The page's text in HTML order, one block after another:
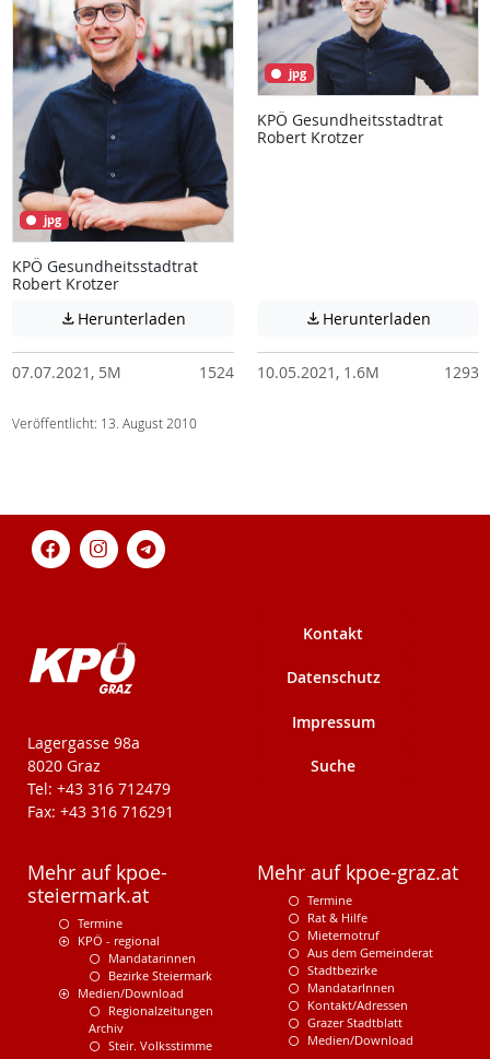
jpg
KPÖ Gesundheitsstadtrat
Robert Krotzer
 Herunterladen Achtung: Diese Datei enthält unter
07.07.2021, 5M 1524
jpg
KPÖ Gesundheitsstadtrat
Robert Krotzer
 Herunterladen
10.05.2021, 1.6M 1293
Veröffentlicht: 13. August 2010
KPÖ-Steiermark
Lagergasse 98a
8020 Graz
Tel: +43 316 712479
Fax: +43 316 716291
Kontakt
Datenschutz
Impressum
Suche
Mehr auf kpoe-
steiermark.at
Termine
KPÖ - regional
Mandatarinnen
Bezirke Steiermark
Medien/Download
Regionalzeitungen
Archiv
Steir. Volksstimme
Mehr auf kpoe-graz.at
Termine
Rat & Hilfe
Mieternotruf
Aus dem Gemeinderat
Stadtbezirke
MandatarInnen
Kontakt/Adressen
Grazer Stadtblatt
Medien/Download